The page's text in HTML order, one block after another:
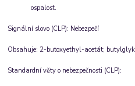
ospalost.
Signální slovo (CLP): Nebezpečí
Obsahuje: 2-butoxyethyl-acetát;
Standardní věty o nebezpečnosti (CLP):